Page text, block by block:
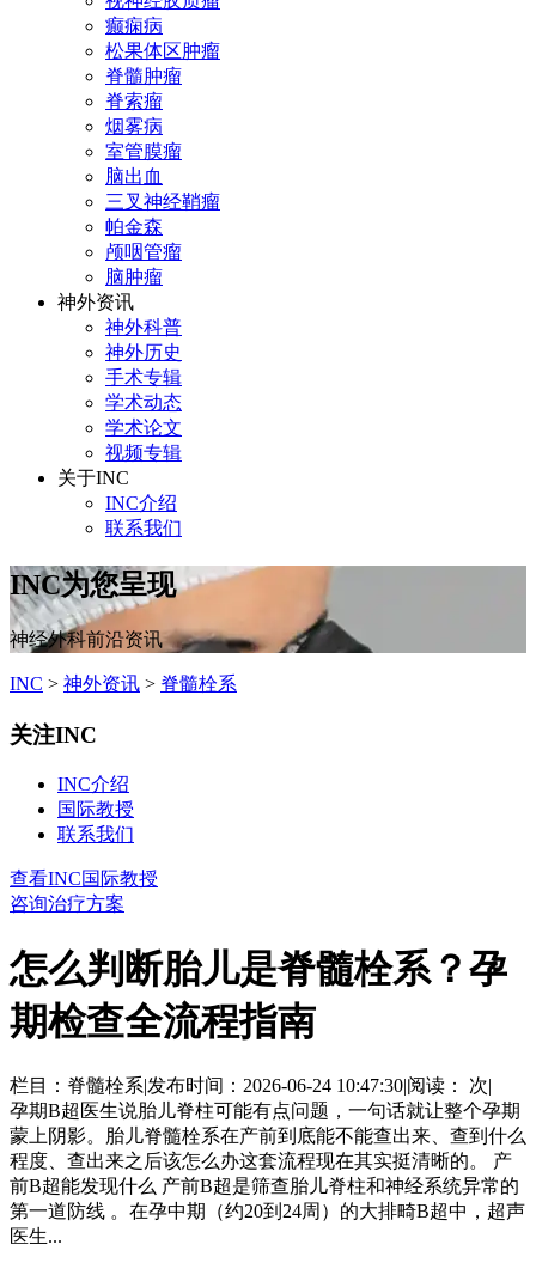
癫痫病
松果体区肿瘤
脊髓肿瘤
脊索瘤
烟雾病
室管膜瘤
脑出血
三叉神经鞘瘤
帕金森
颅咽管瘤
脑肿瘤
神外资讯
神外科普
神外历史
手术专辑
学术动态
学术论文
视频专辑
关于INC
INC介绍
联系我们
INC为您呈现
神经外科前沿资讯
INC > 神外资讯 > 脊髓栓系
关注INC
INC介绍
国际教授
联系我们
查看INC国际教授
咨询治疗方案
怎么判断胎儿是脊髓栓系？孕
期检查全流程指南
栏目：脊髓栓系|发布时间：2026-06-24 10:47:30|阅读： 次|
孕期B超医生说胎儿脊柱可能有点问题，一句话就让整个孕期
蒙上阴影。胎儿脊髓栓系在产前到底能不能查出来、查到什么
程度、查出来之后该怎么办这套流程现在其实挺清晰的。 产
前B超能发现什么 产前B超是筛查胎儿脊柱和神经系统异常的
第一道防线 。在孕中期（约20到24周）的大排畸B超中，超声
医生...